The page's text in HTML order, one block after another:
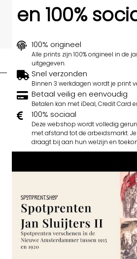
en 100%
100% origineel
Alle prints zijn 100% origineel in de
uitgegeven.
Snel verzonden
Binnen 3 werkdagen wordt je print
Betaal veilig en eenvoudig
Betalen kan met iDeal, Credit Card
100% sociaal
Deze webshop wordt volledig
met afstand tot de arbeidsmarkt.
draagt bij aan hun welzijn en